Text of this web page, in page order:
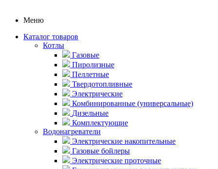
Меню
Каталог товаров
Котлы
Газовые
Пиролизные
Пеллетные
Твердотопливные
Электрические
Комбинированные (универсальные)
Дизельные
Комплектующие
Водонагреватели
Электрические накопительные
Газовые бойлеры
Электрические проточные